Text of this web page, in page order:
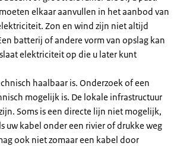
elkaar aanvullen in het aanbod van
Zon en wind zijn niet altijd
batterij of andere vorm van opslag kan
elektriciteit op die u later kunt
haalbaar is. Onderzoek of een
mogelijk is. De lokale infrastructuur
Soms is een directe lijn niet mogelijk,
uw kabel onder een rivier of drukke weg
ook niet zomaar een kabel door